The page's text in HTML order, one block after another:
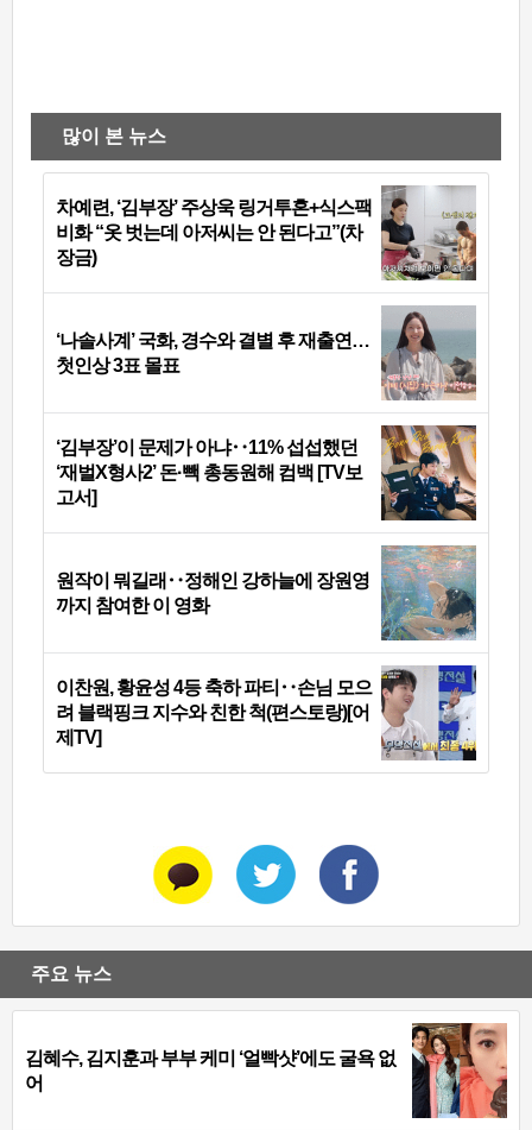
많이 본 뉴스
차예련, ‘김부장’ 주상욱 링거투혼+식스팩
비화 “옷 벗는데 아저씨는 안 된다고”(차
장금)
‘나솔사계’ 국화, 경수와 결별 후 재출연…
첫인상 3표 몰표
‘김부장’이 문제가 아냐‥11% 섭섭했던
‘재벌X형사2’ 돈·빽 총동원해 컴백 [TV보
고서]
원작이 뭐길래‥정해인 강하늘에 장원영
까지 참여한 이 영화
이찬원, 황윤성 4등 축하 파티‥손님 모으
려 블랙핑크 지수와 친한 척(편스토랑)[어
제TV]
주요 뉴스
김혜수, 김지훈과 부부 케미 ‘얼빡샷’에도 굴욕 없
어